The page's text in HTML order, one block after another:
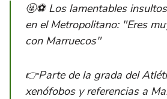
🤬⚽ Los lamentables
en el Metropolitano: "Eres
con Marruecos"
👉Parte de la grada del
xenófobos y referencias a